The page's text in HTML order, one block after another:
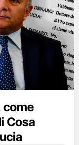
come
Cosa